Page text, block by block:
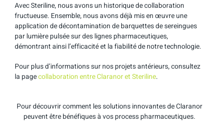
Avec Steriline, nous avons un historique de collaboration
fructueuse. Ensemble, nous avons déjà mis en œuvre une
application de décontamination de barquettes de sereingues
par lumière pulsée sur des lignes pharmaceutiques,
démontrant ainsi l’efficacité et la fiabilité de notre technologie.
Pour plus d’informations sur nos projets antérieurs, consultez
la pagecollaboration entre Claranor et Steriline.
Pour découvrir comment les solutions innovantes de Claranor
peuvent être bénéfiques à vos process pharmaceutiques.